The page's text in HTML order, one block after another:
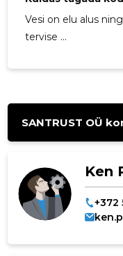
Vesi on elu alus
tervise ...
SANTRUST OÜ
Ken
+372